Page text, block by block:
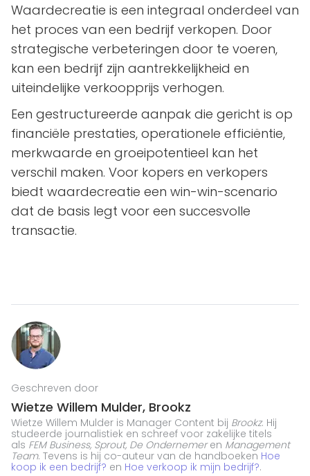
Waardecreatie is een integraal onderdeel van
het proces van een bedrijf verkopen. Door
strategische verbeteringen door te voeren,
kan een bedrijf zijn aantrekkelijkheid en
uiteindelijke verkoopprijs verhogen.
Een gestructureerde aanpak die gericht is op
financiële prestaties, operationele efficiëntie,
merkwaarde en groeipotentieel kan het
verschil maken. Voor kopers en verkopers
biedt waardecreatie een win-win-scenario
dat de basis legt voor een succesvolle
transactie.
Geschreven door
Wietze Willem Mulder, Brookz
Wietze Willem Mulder is Manager Content bij Brookz. Hij
studeerde journalistiek en schreef voor zakelijke titels
als FEM Business, Sprout, De Ondernemeren Management
Team. Tevens is hij co-auteur van de handboeken Hoe
koop ik een bedrijf? en Hoe verkoop ik mijn bedrijf?.